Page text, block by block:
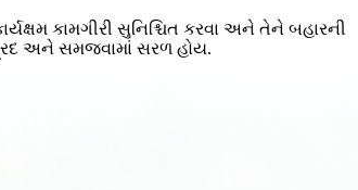
કામગીરી સુનિશ્ચિત કરવા અને તેને બહારની
અને સમજવામાં સરળ હોય.